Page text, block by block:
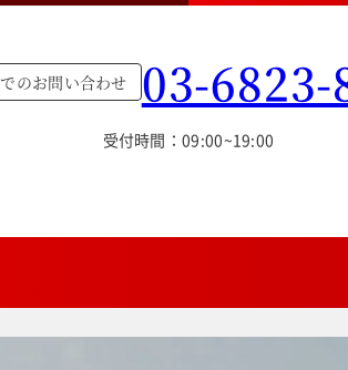
のお問い合わせ 03-6823-
受付時間：09:00~19:00